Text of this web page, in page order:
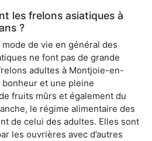
les frelons asiatiques à
?
de vie en général des
ne font pas de grande
adultes à Montjoie-en-
et une pleine
fruits mûrs et également du
le régime alimentaire des
de celui des adultes. Elles sont
les ouvrières avec d’autres